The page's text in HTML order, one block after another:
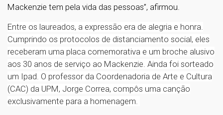
Mackenzie tem pela vida das pessoas”, afirmou.
Entre os laureados, a expressão era de alegria e honra.
Cumprindo os protocolos de distanciamento social, eles
receberam uma placa comemorativa e um broche alusivo
aos 30 anos de serviço ao Mackenzie. Ainda foi sorteado
um Ipad. O professor da Coordenadoria de Arte e Cultura
(CAC) da UPM, Jorge Correa, compôs uma canção
exclusivamente para a homenagem.